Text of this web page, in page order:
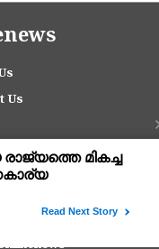
(70),
Us